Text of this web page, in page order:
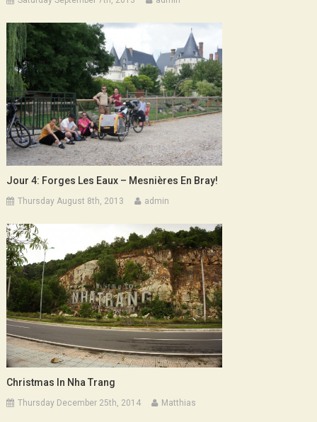
Jour 4: Forges Les Eaux – Mesnières En Bray!
Thursday August 8th, 2013 admin
Christmas In Nha Trang
Thursday December 25th, 2014 Matthias